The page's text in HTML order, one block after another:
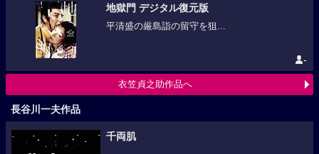
地獄門 デジタル復元版
平清盛の厳島詣の留守を狙...
-
衣笠貞之助作品へ
長谷川一夫作品
千両肌